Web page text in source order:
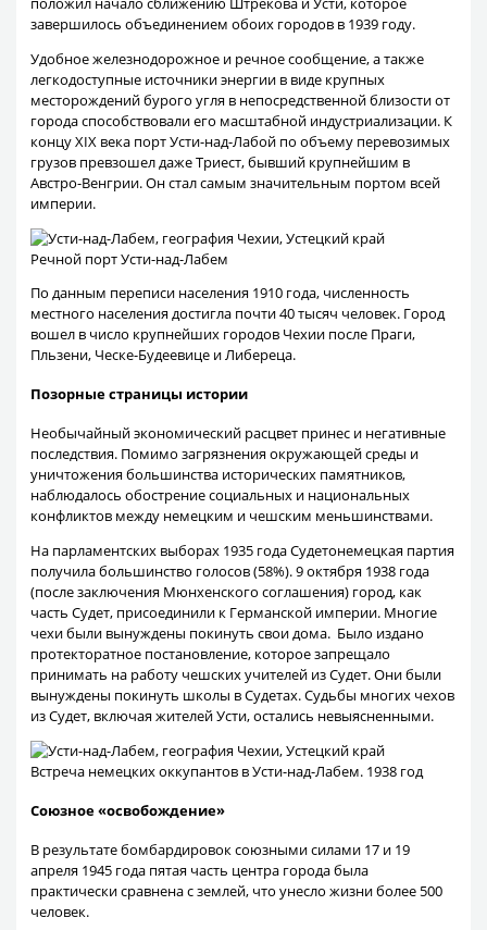
завершилось объединением обоих городов в 1939 году.
Удобное железнодорожное и речное сообщение, а также
легкодоступные источники энергии в виде крупных
месторождений бурого угля в непосредственной близости от
города способствовали его масштабной индустриализации. К
концу XIX века порт Усти-над-Лабой по объему перевозимых
грузов превзошел даже Триест, бывший крупнейшим в
Австро-Венгрии. Он стал самым значительным портом всей
империи.
Речной порт Усти-над-Лабем
По данным переписи населения 1910 года, численность
местного населения достигла почти 40 тысяч человек. Город
вошел в число крупнейших городов Чехии после Праги,
Пльзени, Ческе-Будеевице и Либереца.
Позорные страницы истории
Необычайный экономический расцвет принес и негативные
последствия. Помимо загрязнения окружающей среды и
уничтожения большинства исторических памятников,
наблюдалось обострение социальных и национальных
конфликтов между немецким и чешским меньшинствами.
На парламентских выборах 1935 года Судетонемецкая партия
получила большинство голосов (58%). 9 октября 1938 года
(после заключения Мюнхенского соглашения) город, как
часть Судет, присоединили к Германской империи. Многие
чехи были вынуждены покинуть свои дома. Было издано
протекторатное постановление, которое запрещало
принимать на работу чешских учителей из Судет. Они были
вынуждены покинуть школы в Судетах. Судьбы многих чехов
из Судет, включая жителей Усти, остались невыясненными.
Встреча немецких оккупантов в Усти-над-Лабем. 1938 год
Союзное «освобождение»
В результате бомбардировок союзными силами 17 и 19
апреля 1945 года пятая часть центра города была
практически сравнена с землей, что унесло жизни более 500
человек.